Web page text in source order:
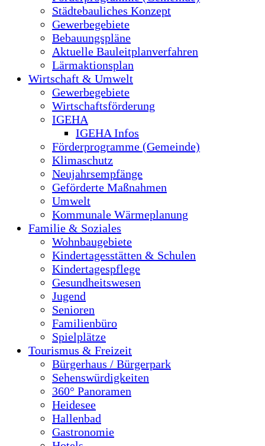
Städtebauliches Konzept
Gewerbegebiete
Bebauungspläne
Aktuelle Bauleitplanverfahren
Lärmaktionsplan
Wirtschaft & Umwelt
Gewerbegebiete
Wirtschaftsförderung
IGEHA
IGEHA Infos
Förderprogramme (Gemeinde)
Klimaschutz
Neujahrsempfänge
Geförderte Maßnahmen
Umwelt
Kommunale Wärmeplanung
Familie & Soziales
Wohnbaugebiete
Kindertagesstätten & Schulen
Kindertagespflege
Gesundheitswesen
Jugend
Senioren
Familienbüro
Spielplätze
Tourismus & Freizeit
Bürgerhaus / Bürgerpark
Sehenswürdigkeiten
360° Panoramen
Heidesee
Hallenbad
Gastronomie